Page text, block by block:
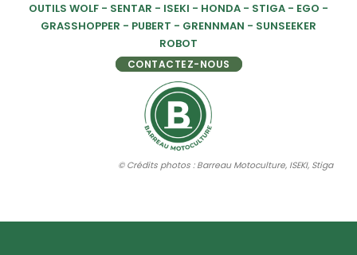
OUTILS WOLF - SENTAR - ISEKI - HONDA - STIGA - EGO -
GRASSHOPPER - PUBERT - GRENNMAN - SUNSEEKER
ROBOT
CONTACTEZ-NOUS
© Crédits photos : Barreau Motoculture, ISEKI, Stiga